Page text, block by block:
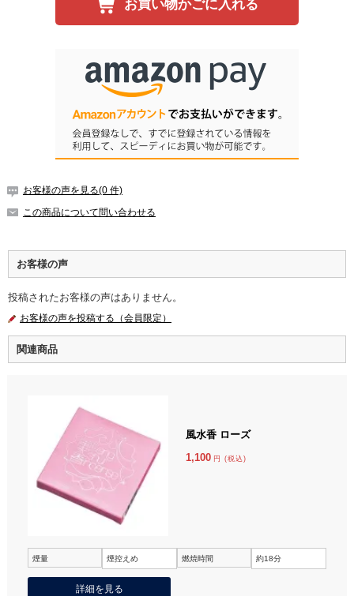
お買い物かごに入れる
お客様の声を見る(0 件)
この商品について問い合わせる
お客様の声
投稿されたお客様の声はありません。
お客様の声を投稿する（会員限定）
関連商品
風水香 ローズ
1,100 円 (税込)
煙量 煙控えめ 燃焼時間 約18分
詳細を見る